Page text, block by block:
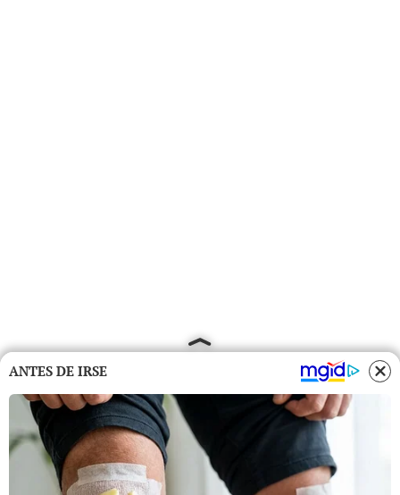
ANTES DE IRSE